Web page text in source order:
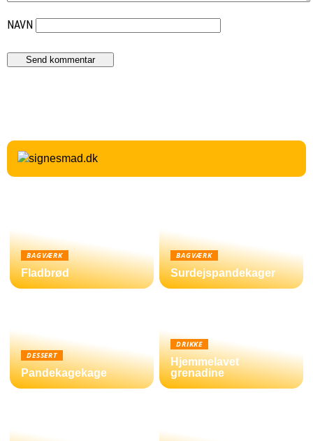
NAVN
BAGVÆRK
Fladbrød
BAGVÆRK
Surdejspandekager
DESSERT
Pandekagekage
DRIKKE
Hjemmelavet
grenadine